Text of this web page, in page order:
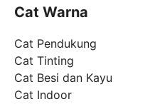
Cat Warna
Cat Pendukung
Cat Tinting
Cat Besi dan Kayu
Cat Indoor